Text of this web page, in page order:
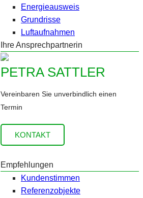
Energieausweis
Grundrisse
Luftaufnahmen
Ihre Ansprechpartnerin
PETRA SATTLER
Vereinbaren Sie unverbindlich einen
Termin
KONTAKT
Empfehlungen
Kundenstimmen
Referenzobjekte